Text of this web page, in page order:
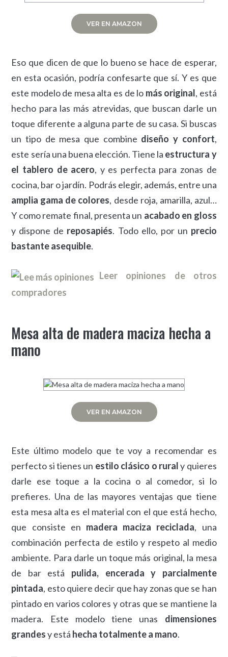
VER EN AMAZON
Eso que dicen de que lo bueno se hace de esperar,
en esta ocasión, podría confesarte que sí. Y es que
este modelo de mesa alta es de lo más original, está
hecho para las más atrevidas, que buscan darle un
toque diferente a alguna parte de su casa. Si buscas
un tipo de mesa que combine diseño y confort,
este sería una buena elección. Tiene la estructura y
el tablero de acero, y es perfecta para zonas de
cocina, bar o jardín. Podrás elegir, además, entre una
amplia gama de colores, desde roja, amarilla, azul…
Y como remate final, presenta un acabado en gloss
y dispone de reposapiés. Todo ello, por un precio
bastante asequible.
Leer opiniones de otros
compradores
Mesa alta de madera maciza hecha a
mano
VER EN AMAZON
Este último modelo que te voy a recomendar es
perfecto si tienes un estilo clásico o ruraly quieres
darle ese toque a la cocina o al comedor, si lo
prefieres. Una de las mayores ventajas que tiene
esta mesa alta es el material con el que está hecho,
que consiste en madera maciza reciclada, una
combinación perfecta de estilo y respeto al medio
ambiente. Para darle un toque más original, la mesa
de bar está pulida, encerada y parcialmente
pintada, esto quiere decir que hay zonas que se han
pintado en varios colores y otras que se mantiene la
madera. Este modelo tiene unas dimensiones
grandesy está hecha totalmente a mano.